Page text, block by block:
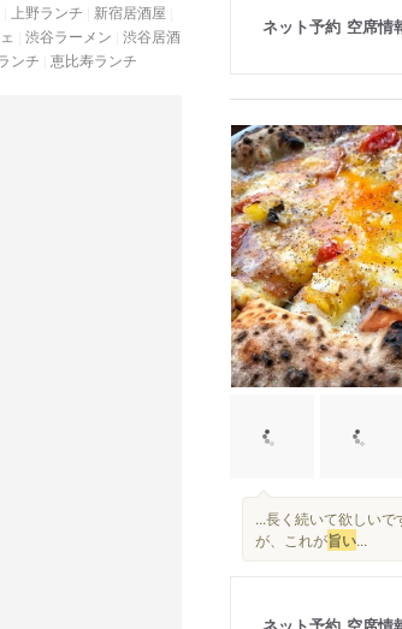
上野ランチ
新宿居酒屋
渋谷ラーメン 渋谷居酒
ンチ 恵比寿ランチ
ネット予約 空席情
...長く続いて欲しいで
が、これが旨い...